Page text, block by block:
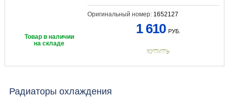
Оригинальный номер: 1652127
Товар в наличии
на складе
1 610 РУБ.
КУПИТЬ
Радиаторы охлаждения